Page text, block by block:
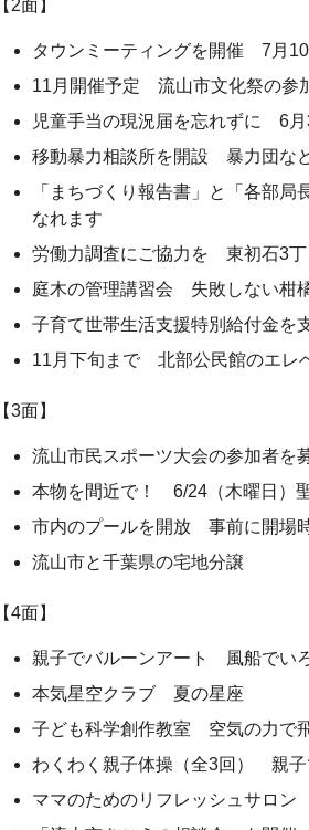
【2面】
タウンミーティングを開催 7月
11月開催予定 流山市文化祭の参
児童手当の現況届を忘れずに 6
移動暴力相談所を開設 暴力団な
「まちづくり報告書」と「各部
なれます
労働力調査にご協力を 東初石3丁
庭木の管理講習会 失敗しない柑
子育て世帯生活支援特別給付金
11月下旬まで 北部公民館のエレ
【3面】
流山市民スポーツ大会の参加者
本物を間近で！ 6/24（木曜日）
市内のプールを開放 事前に開場
流山市と千葉県の宅地分譲
【4面】
親子でバルーンアート 風船でい
本気星空クラブ 夏の星座
子ども科学創作教室 空気の力で
わくわく親子体操（全3回） 親
ママのためのリフレッシュサロ